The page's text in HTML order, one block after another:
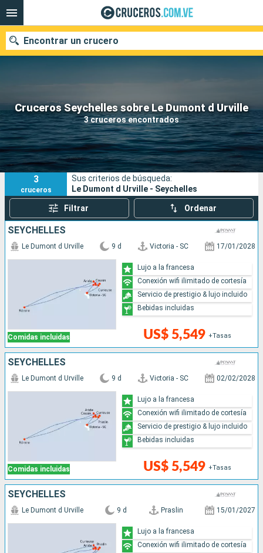
Cruceros Seychelles sobre Le Dumont d Urville
3 cruceros encontrados
Encontrar un crucero
Nuestros destinos
Fecha de salida
Puertos Compañías
Buscar
3
cruceros
Sus criterios de búsqueda:
Le Dumont d Urville - Seychelles
Filtrar Ordenar
SEYCHELLES
Comidas incluidas
Le Dumont d Urville 9 d Victoria - SC 17/01/2028
US$ 5,549 +Tasas
Lujo a la francesa
Conexión wifi ilimitado de cortesía
Servicio de prestigio & lujo incluido
Bebidas incluidas
SEYCHELLES
Comidas incluidas
Le Dumont d Urville 9 d Victoria - SC 02/02/2028
US$ 5,549 +Tasas
Lujo a la francesa
Conexión wifi ilimitado de cortesía
Servicio de prestigio & lujo incluido
Bebidas incluidas
SEYCHELLES
Le Dumont d Urville 9 d Praslin 15/01/2027
Lujo a la francesa
Conexión wifi ilimitado de cortesía